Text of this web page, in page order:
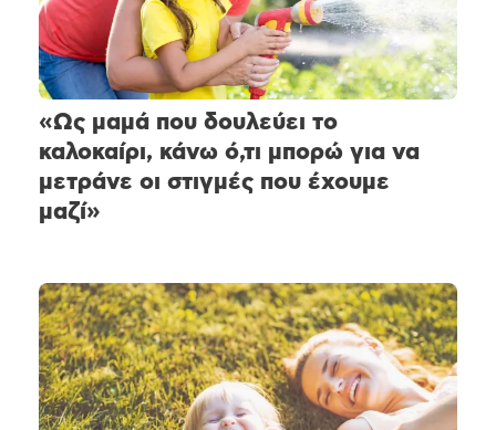
«Ως μαμά που δουλεύει το
καλοκαίρι, κάνω ό,τι μπορώ για να
μετράνε οι στιγμές που έχουμε
μαζί»